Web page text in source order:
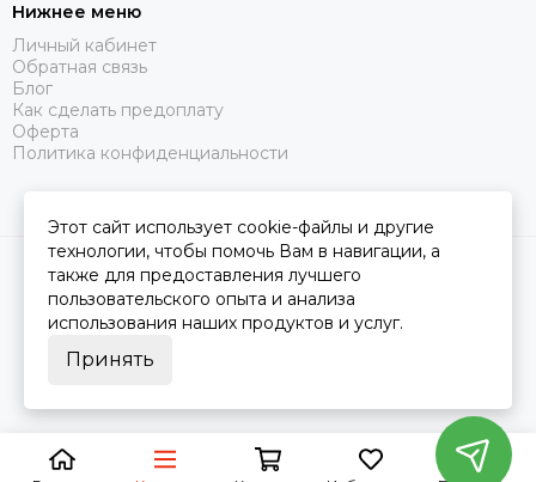
Нижнее меню
Личный кабинет
Обратная связь
Блог
Как сделать предоплату
Оферта
Политика конфиденциальности
2026 © Царство Сна.Карта сайта
Этот сайт использует cookie-файлы и другие
технологии, чтобы помочь Вам в навигации, а
также для предоставления лучшего
пользовательского опыта и анализа
использования наших продуктов и услуг.
Принять